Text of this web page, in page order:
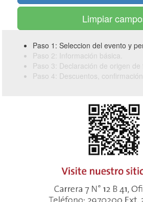
Limpiar
Paso 1: Seleccion del evento y
Paso 2: Información básica.
Paso 3: Declaración de origen de
Paso 4: Descuentos,